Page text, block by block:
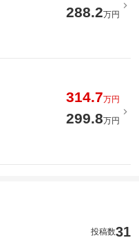
288.2万円
314.7万円
299.8万円
投稿数31